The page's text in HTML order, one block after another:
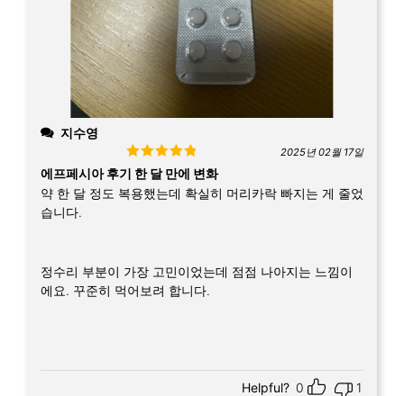
지수영
Rated 5out
of 5
2025년 02월 17일
에프페시아 후기 한 달 만에 변화
약 한 달 정도 복용했는데 확실히 머리카락 빠지는 게 줄었
습니다.
정수리 부분이 가장 고민이었는데 점점 나아지는 느낌이
에요. 꾸준히 먹어보려 합니다.
Helpful? 0 1